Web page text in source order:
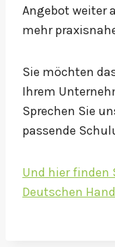
Angebot weiter
mehr
Sie möchten
Ihrem
Sprechen Sie
passende
Und hier finden
Deutschen